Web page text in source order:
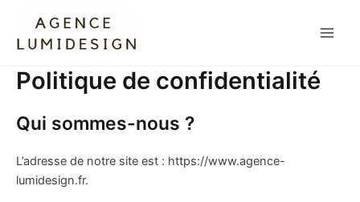
contenu
Politique de confidentialité
Qui sommes-nous ?
L’adresse de notre site est : https://www.agence-
lumidesign.fr.